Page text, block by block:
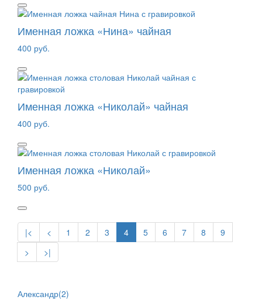
Именная ложка «Нина» чайная
400 руб.
Именная ложка «Николай» чайная
400 руб.
Именная ложка «Николай»
500 руб.
|< < 1 2 3 4 5 6 7 8
9
>
>|
Александр(2)